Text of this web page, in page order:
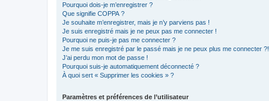
Pourquoi dois-je m’enregistrer ?
Que signifie COPPA ?
Je souhaite m’enregistrer, mais je n’y parviens pas !
Je suis enregistré mais je ne peux pas me connecter !
Pourquoi ne puis-je pas me connecter ?
Je me suis enregistré par le passé mais je ne peux plus me connecter ?!
J’ai perdu mon mot de passe !
Pourquoi suis-je automatiquement déconnecté ?
À quoi sert « Supprimer les cookies » ?
Paramètres et préférences de l’utilisateur